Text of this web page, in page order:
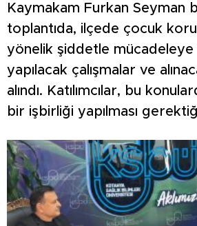
Kaymakam Furkan Seyman
toplantıda, ilçede çocuk
yönelik şiddetle mücadeleye
yapılacak çalışmalar ve
alındı. Katılımcılar, bu
bir işbirliği yapılması